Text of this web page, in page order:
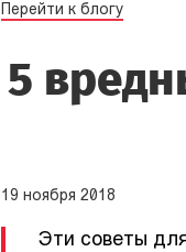
Перейти к блогу
5
19 ноября 2018
Эти советы